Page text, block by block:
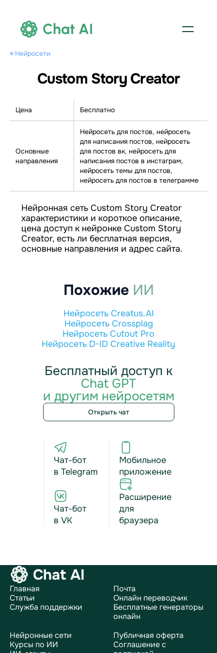
Chat AI
←Нейросети
Custom Story Creator
Цена Бесплатно
Основные
направления
Нейросеть для постов, нейросеть
для написания постов, нейросеть
для постов вк, нейросеть для
написания постов в инстаграм,
нейросеть темы для постов,
нейросеть для постов в телеграмме
Нейронная сеть Custom Story Creator
характеристики и короткое описание,
цена доступ к нейронке Custom Story
Creator, есть ли бесплатная версия,
основные направления и адрес сайта.
Похожие ИИ
Нейросеть Creatus.AI
Нейросеть Crossplag
Нейросеть Cutout Pro
Нейросеть D-ID Creative Reality
Бесплатный доступ к
Chat GPT
и другим нейросетям
Открыть чат
Чат-бот
в Telegram
Чат-бот
в VK
Мобильное
приложение
Расширение
для
браузера
Chat AI
Главная
Статьи
Служба поддержки
Почта
Онлайн переводчик
Бесплатные генераторы
онлайн
Нейронные сети
Курсы по ИИ
Публичная оферта
Соглашение с